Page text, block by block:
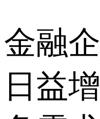
金融
日益